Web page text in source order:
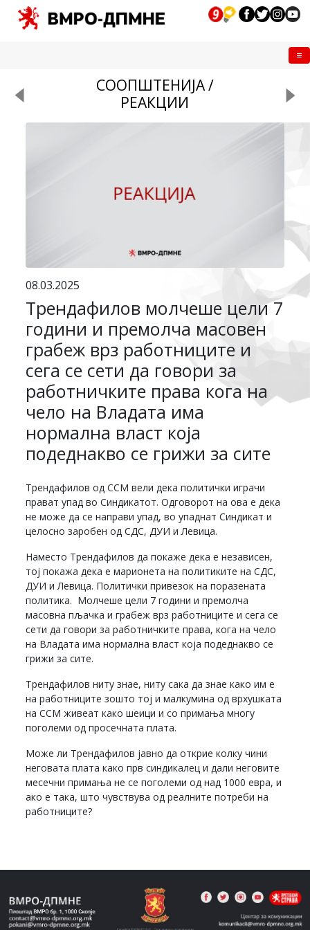
СООПШТЕНИЈА /
РЕАКЦИИ
08.03.2025
Трендафилов молчеше цели 7
години и премолча масовен
грабеж врз работниците и
сега се сети да говори за
работничките права кога на
чело на Владата има
нормална власт која
подеднакво се грижи за сите
Трендафилов од ССМ вели дека политички играчи
прават упад во Синдикатот. Одговорот на ова е дека
не може да се направи упад, во упаднат Синдикат и
целосно заробен од СДС, ДУИ и Левица.
Наместо Трендафилов да покаже дека е независен,
тој покажа дека е марионета на политиките на СДС,
ДУИ и Левица. Политички привезок на поразената
политика. Молчеше цели 7 години и премолча
масовна пљачка и грабеж врз работниците и сега се
сети да говори за работничките права, кога на чело
на Владата има нормална власт која подеднакво се
грижи за сите.
Трендафилов ниту знае, ниту сака да знае како им е
на работниците зошто тој и малкумина од врхушката
на ССМ живеат како шеици и со примања многу
поголеми од просечната плата.
Може ли Трендафилов јавно да открие колку чини
неговата плата како прв синдикалец и дали неговите
месечни примања не се поголеми од над 1000 евра, и
ако е така, што чувствува од реалните потреби на
работниците?